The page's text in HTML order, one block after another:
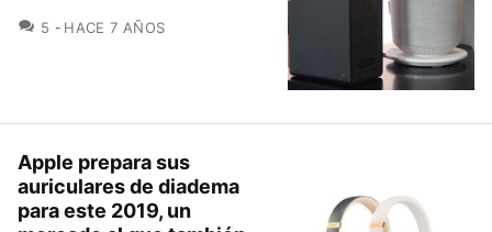
5 COMENTARIOS
HACE 7 AÑOS
Apple prepara sus
auriculares de diadema
para este 2019, un